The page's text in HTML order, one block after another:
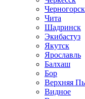
Черногорск
Чита
Шадринск
Экибастуз
Якутск
Ярославль
Балхаш
Бор
Верхняя
Видное